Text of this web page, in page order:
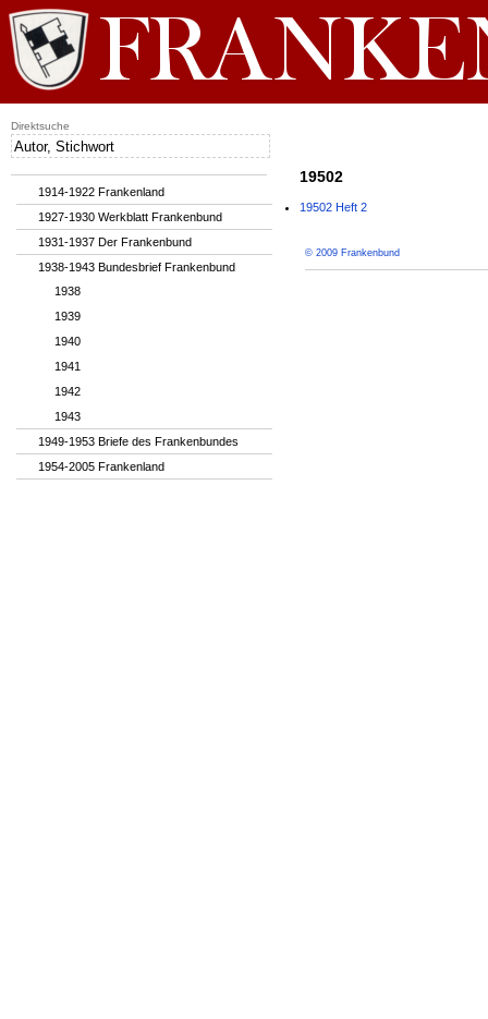
19502
19502 Heft 2
© 2009 Frankenbund
1914-1922 Frankenland
1927-1930 Werkblatt Frankenbund
1931-1937 Der Frankenbund
1938-1943 Bundesbrief Frankenbund
1938
1939
1940
1941
1942
1943
1949-1953 Briefe des Frankenbundes
1954-2005 Frankenland
Direktsuche